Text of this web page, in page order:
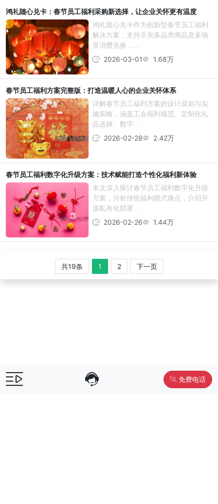
鸿礼随心兑卡：春节员工福利采购新选择，让企业关怀更有温度
鸿礼随心兑卡作为创新型春节员工福利
解决方案，支持京东多品类商品及多场
景消费兑换，...
2026-03-01
1.68万
春节员工福利方案完整版：打造温暖人心的企业关怀体系
详解春节员工福利方案的设计原则与实
施策略，涵盖工会福利规范、定制化礼
品选择、数字...
2026-02-28
2.42万
春节员工福利数字化升级方案：技术赋能打造个性化福利新体验
本文深入探讨春节员工福利数字化升级
方案，分析传统福利模式痛点，介绍开
源私有化部署...
2026-02-26
1.44万
共19条 1 2 下一页
免费电话